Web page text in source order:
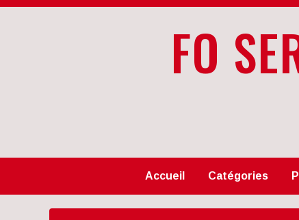
FO
Accueil Catégories